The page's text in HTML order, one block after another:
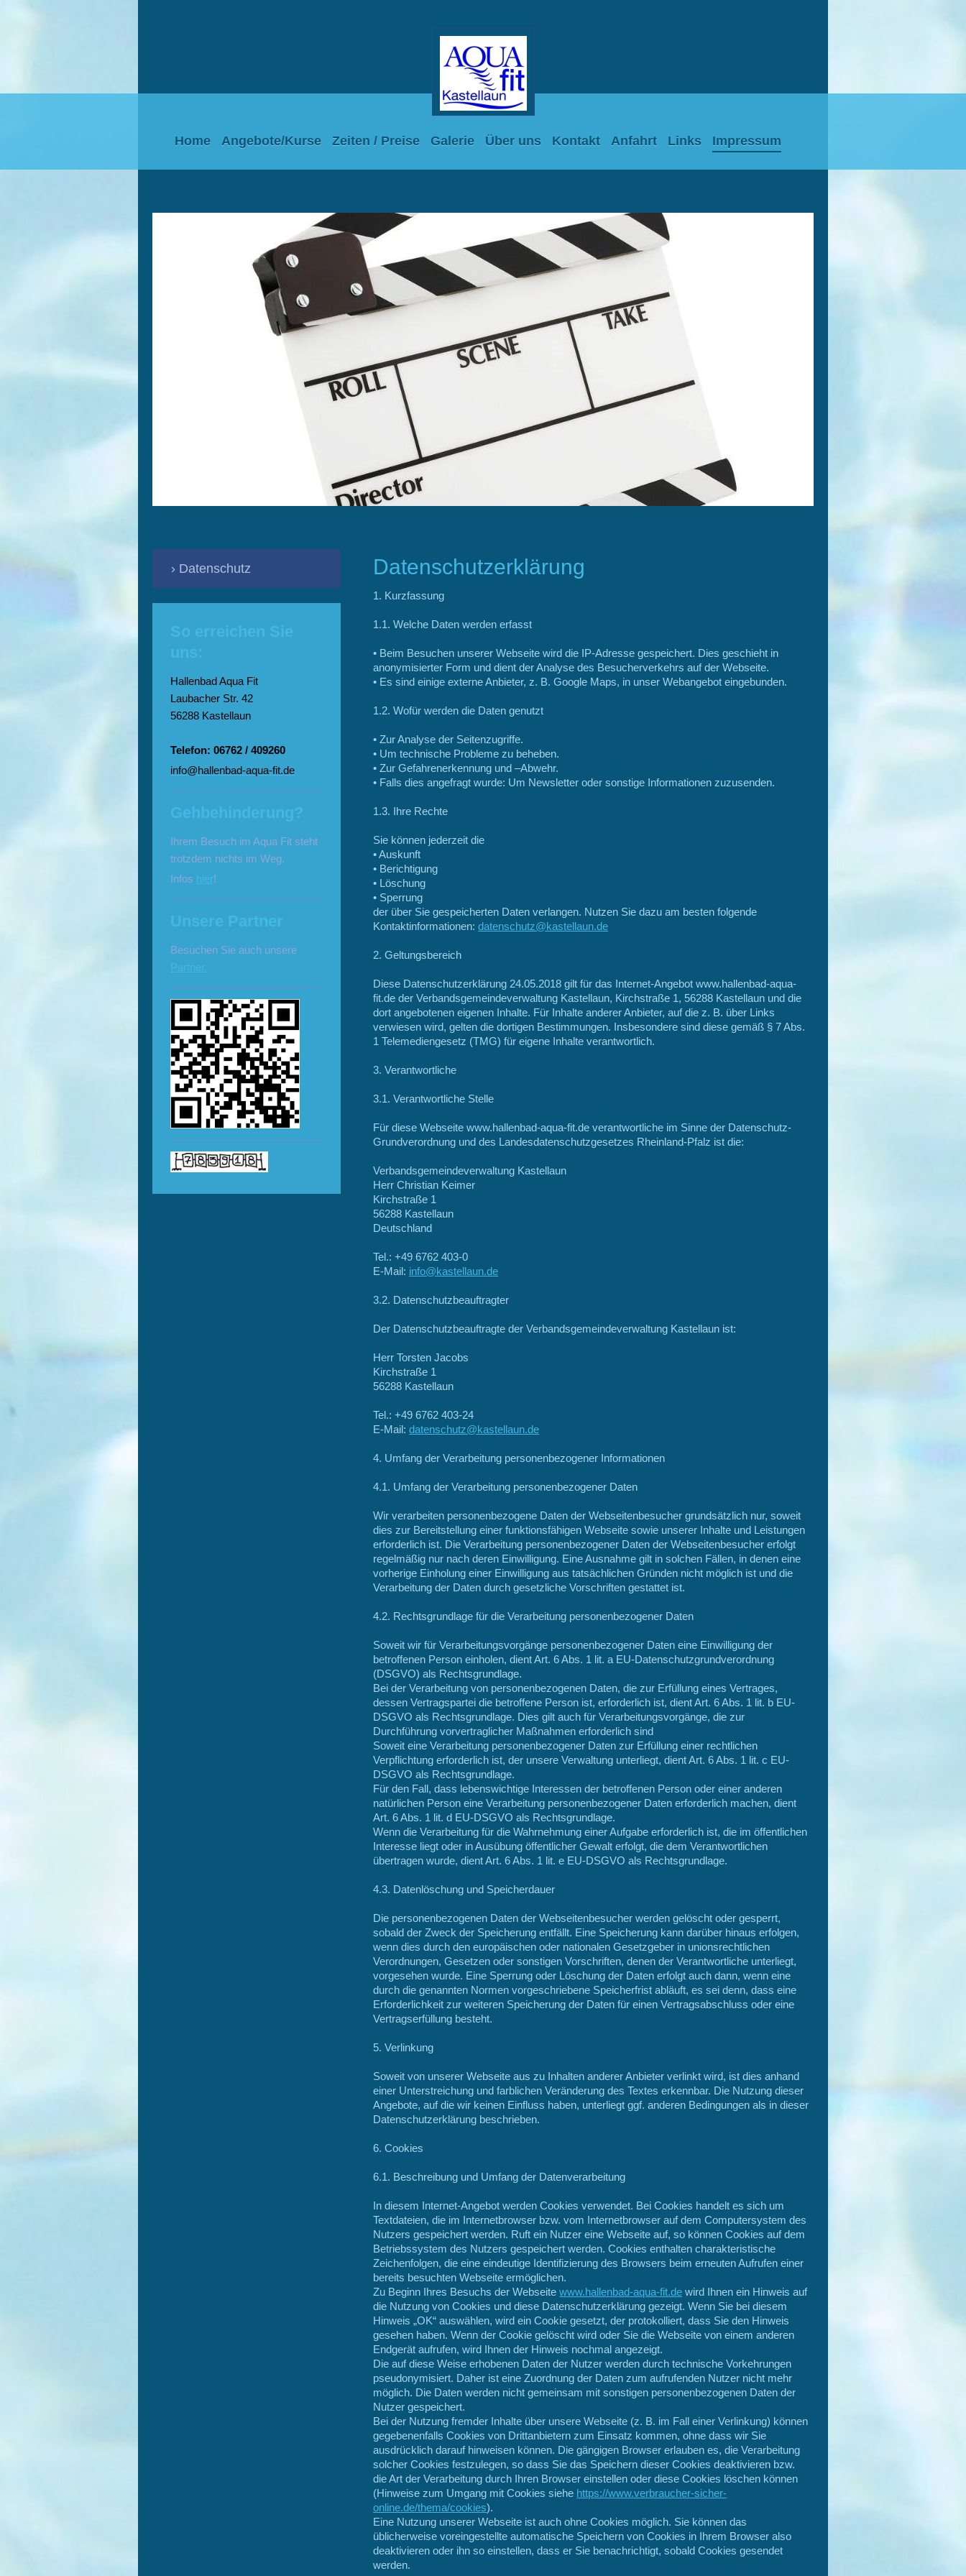
Home Angebote/Kurse Zeiten / Preise Galerie Über uns Kontakt Anfahrt Links Impressum
Datenschutzerklärung
1. Kurzfassung
1.1. Welche Daten werden erfasst
• Beim Besuchen unserer Webseite wird die IP-Adresse gespeichert. Dies geschieht in
anonymisierter Form und dient der Analyse des Besucherverkehrs auf der Webseite.
• Es sind einige externe Anbieter, z. B. Google Maps, in unser Webangebot eingebunden.
1.2. Wofür werden die Daten genutzt
• Zur Analyse der Seitenzugriffe.
• Um technische Probleme zu beheben.
• Zur Gefahrenerkennung und –Abwehr.
• Falls dies angefragt wurde: Um Newsletter oder sonstige Informationen zuzusenden.
1.3. Ihre Rechte
Sie können jederzeit die
• Auskunft
• Berichtigung
• Löschung
• Sperrung
der über Sie gespeicherten Daten verlangen. Nutzen Sie dazu am besten folgende
Kontaktinformationen:datenschutz@kastellaun.de
2. Geltungsbereich
Diese Datenschutzerklärung 24.05.2018 gilt für das Internet-Angebot www.hallenbad-aqua-
fit.de der Verbandsgemeindeverwaltung Kastellaun, Kirchstraße 1, 56288 Kastellaun und die
dort angebotenen eigenen Inhalte. Für Inhalte anderer Anbieter, auf die z. B. über Links
verwiesen wird, gelten die dortigen Bestimmungen. Insbesondere sind diese gemäß § 7 Abs.
1 Telemediengesetz (TMG) für eigene Inhalte verantwortlich.
3. Verantwortliche
3.1. Verantwortliche Stelle
Für diese Webseite www.hallenbad-aqua-fit.de verantwortliche im Sinne der Datenschutz-
Grundverordnung und des Landesdatenschutzgesetzes Rheinland-Pfalz ist die:
Verbandsgemeindeverwaltung Kastellaun
Herr Christian Keimer
Kirchstraße 1
56288 Kastellaun
Deutschland
Tel.: +49 6762 403-0
E-Mail: info@kastellaun.de
3.2. Datenschutzbeauftragter
Der Datenschutzbeauftragte der Verbandsgemeindeverwaltung Kastellaun ist:
Herr Torsten Jacobs
Kirchstraße 1
56288 Kastellaun
Tel.: +49 6762 403-24
E-Mail:datenschutz@kastellaun.de
4. Umfang der Verarbeitung personenbezogener Informationen
4.1. Umfang der Verarbeitung personenbezogener Daten
Wir verarbeiten personenbezogene Daten der Webseitenbesucher grundsätzlich nur, soweit
dies zur Bereitstellung einer funktionsfähigen Webseite sowie unserer Inhalte und Leistungen
erforderlich ist. Die Verarbeitung personenbezogener Daten der Webseitenbesucher erfolgt
regelmäßig nur nach deren Einwilligung. Eine Ausnahme gilt in solchen Fällen, in denen eine
vorherige Einholung einer Einwilligung aus tatsächlichen Gründen nicht möglich ist und die
Verarbeitung der Daten durch gesetzliche Vorschriften gestattet ist.
4.2. Rechtsgrundlage für die Verarbeitung personenbezogener Daten
Soweit wir für Verarbeitungsvorgänge personenbezogener Daten eine Einwilligung der
betroffenen Person einholen, dient Art. 6 Abs. 1 lit. a EU-Datenschutzgrundverordnung
(DSGVO) als Rechtsgrundlage.
Bei der Verarbeitung von personenbezogenen Daten, die zur Erfüllung eines Vertrages,
dessen Vertragspartei die betroffene Person ist, erforderlich ist, dient Art. 6 Abs. 1 lit. b EU-
DSGVO als Rechtsgrundlage. Dies gilt auch für Verarbeitungsvorgänge, die zur
Durchführung vorvertraglicher Maßnahmen erforderlich sind
Soweit eine Verarbeitung personenbezogener Daten zur Erfüllung einer rechtlichen
Verpflichtung erforderlich ist, der unsere Verwaltung unterliegt, dient Art. 6 Abs. 1 lit. c EU-
DSGVO als Rechtsgrundlage.
Für den Fall, dass lebenswichtige Interessen der betroffenen Person oder einer anderen
natürlichen Person eine Verarbeitung personenbezogener Daten erforderlich machen, dient
Art. 6 Abs. 1 lit. d EU-DSGVO als Rechtsgrundlage.
Wenn die Verarbeitung für die Wahrnehmung einer Aufgabe erforderlich ist, die im öffentlichen
Interesse liegt oder in Ausübung öffentlicher Gewalt erfolgt, die dem Verantwortlichen
übertragen wurde, dient Art. 6 Abs. 1 lit. e EU-DSGVO als Rechtsgrundlage.
4.3. Datenlöschung und Speicherdauer
Die personenbezogenen Daten der Webseitenbesucher werden gelöscht oder gesperrt,
sobald der Zweck der Speicherung entfällt. Eine Speicherung kann darüber hinaus erfolgen,
wenn dies durch den europäischen oder nationalen Gesetzgeber in unionsrechtlichen
Verordnungen, Gesetzen oder sonstigen Vorschriften, denen der Verantwortliche unterliegt,
vorgesehen wurde. Eine Sperrung oder Löschung der Daten erfolgt auch dann, wenn eine
durch die genannten Normen vorgeschriebene Speicherfrist abläuft, es sei denn, dass eine
Erforderlichkeit zur weiteren Speicherung der Daten für einen Vertragsabschluss oder eine
Vertragserfüllung besteht.
5. Verlinkung
Soweit von unserer Webseite aus zu Inhalten anderer Anbieter verlinkt wird, ist dies anhand
einer Unterstreichung und farblichen Veränderung des Textes erkennbar. Die Nutzung dieser
Angebote, auf die wir keinen Einfluss haben, unterliegt ggf. anderen Bedingungen als in dieser
Datenschutzerklärung beschrieben.
6. Cookies
6.1. Beschreibung und Umfang der Datenverarbeitung
In diesem Internet-Angebot werden Cookies verwendet. Bei Cookies handelt es sich um
Textdateien, die im Internetbrowser bzw. vom Internetbrowser auf dem Computersystem des
Nutzers gespeichert werden. Ruft ein Nutzer eine Webseite auf, so können Cookies auf dem
Betriebssystem des Nutzers gespeichert werden. Cookies enthalten charakteristische
Zeichenfolgen, die eine eindeutige Identifizierung des Browsers beim erneuten Aufrufen einer
bereits besuchten Webseite ermöglichen.
Zu Beginn Ihres Besuchs der Webseitewww.hallenbad-aqua-fit.de wird Ihnen ein Hinweis auf
die Nutzung von Cookies und diese Datenschutzerklärung gezeigt. Wenn Sie bei diesem
Hinweis „OK“ auswählen, wird ein Cookie gesetzt, der protokolliert, dass Sie den Hinweis
gesehen haben. Wenn der Cookie gelöscht wird oder Sie die Webseite von einem anderen
Endgerät aufrufen, wird Ihnen der Hinweis nochmal angezeigt.
Die auf diese Weise erhobenen Daten der Nutzer werden durch technische Vorkehrungen
pseudonymisiert. Daher ist eine Zuordnung der Daten zum aufrufenden Nutzer nicht mehr
möglich. Die Daten werden nicht gemeinsam mit sonstigen personenbezogenen Daten der
Nutzer gespeichert.
Bei der Nutzung fremder Inhalte über unsere Webseite (z. B. im Fall einer Verlinkung) können
gegebenenfalls Cookies von Drittanbietern zum Einsatz kommen, ohne dass wir Sie
ausdrücklich darauf hinweisen können. Die gängigen Browser erlauben es, die Verarbeitung
solcher Cookies festzulegen, so dass Sie das Speichern dieser Cookies deaktivieren bzw.
die Art der Verarbeitung durch Ihren Browser einstellen oder diese Cookies löschen können
(Hinweise zum Umgang mit Cookies siehe https://www.verbraucher-sicher-
online.de/thema/cookies).
Eine Nutzung unserer Webseite ist auch ohne Cookies möglich. Sie können das
üblicherweise voreingestellte automatische Speichern von Cookies in Ihrem Browser also
deaktivieren oder ihn so einstellen, dass er Sie benachrichtigt, sobald Cookies gesendet
werden.
Datenschutz
Hallenbad Aqua Fit
Laubacher Str. 42
56288 Kastellaun
Telefon: 06762 / 409260
info@hallenbad-aqua-fit.de
Ihrem Besuch im Aqua Fit steht
trotzdem nichts im Weg.
Infos
!
Besuchen Sie auch unsere